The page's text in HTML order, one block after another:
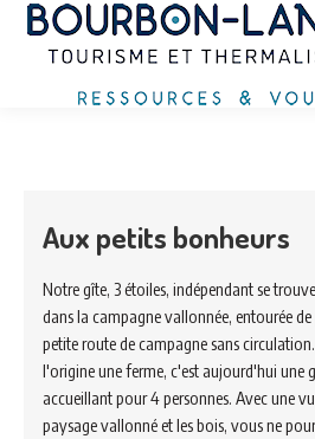
Aux petits bonheurs
Notre gîte, 3 étoiles, indépendant se
dans la campagne vallonnée, entourée
petite route de campagne sans
l'origine une ferme, c'est aujourd'hui une
accueillant pour 4 personnes. Avec une
paysage vallonné et les bois, vous ne